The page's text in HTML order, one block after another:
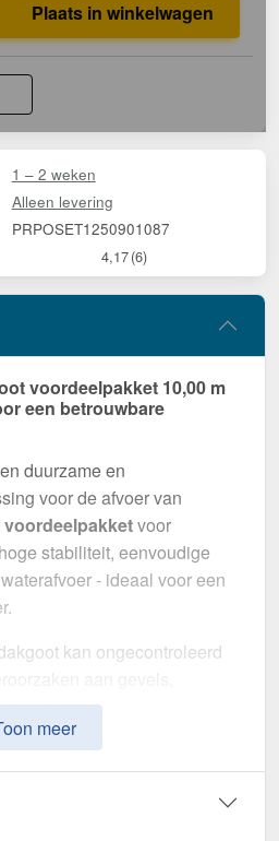
Plaats in winkelwagen
1 – 2 weken
Alleen levering
PRPOSET1250901087
4,17(6)
voordeelpakket 10,00 m
een betrouwbare
duurzame en
voor de afvoer van
voordeelpakketvoor
stabiliteit, eenvoudige
- ideaal voor een
kan ongecontroleerd
Dit gootsysteem is
eenveilige en duurzame
meer